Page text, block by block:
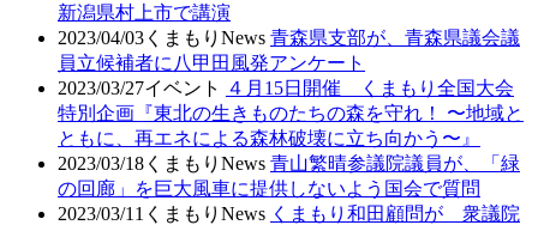
新潟県村上市で講演
2023/04/03 くまもりNews 青森県支部が、青森県議会議
員立候補者に八甲田風発アンケート
2023/03/27イベント
４月15日開催 くまもり全国大会
特別企画『東北の生きものたちの森を守れ！ 〜地域と
ともに、再エネによる森林破壊に立ち向かう〜』
2023/03/18 くまもりNews 青山繁晴参議院議員が、「緑
の回廊」を巨大風車に提供しないよう国会で質問
2023/03/11 くまもりNews くまもり和田顧問が 衆議院